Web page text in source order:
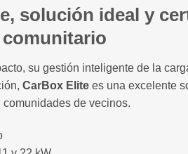
solución ideal y
comunitario
su gestión inteligente de la
CarBox Elite es una excelente
de vecinos.